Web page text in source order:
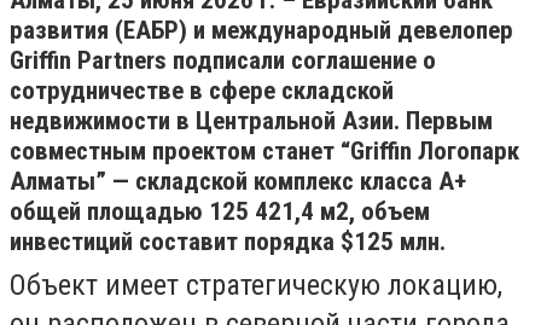
развития (ЕАБР) и международный девелопер
Griffin Partners подписали соглашение о
сотрудничестве в сфере складской
недвижимости в Центральной Азии. Первым
совместным проектом станет “Griffin Логопарк
Алматы” — складской комплекс класса А+
общей площадью 125 421,4 м2, объем
инвестиций составит порядка $125 млн.
Объект имеет стратегическую локацию,